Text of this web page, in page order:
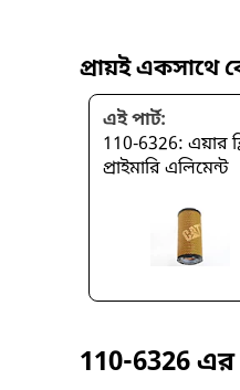
প্রায়ই একসাথে
এই পার্ট:
110-6326: এয়ার
প্রাইমারি এলিমেন্ট
110-6326এর